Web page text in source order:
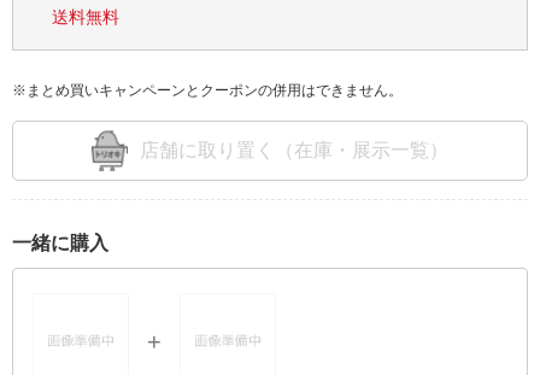
送料無料
※まとめ買いキャンペーンとクーポンの併用はできません。
店舗に取り置く（在庫・展示一覧）
一緒に購入